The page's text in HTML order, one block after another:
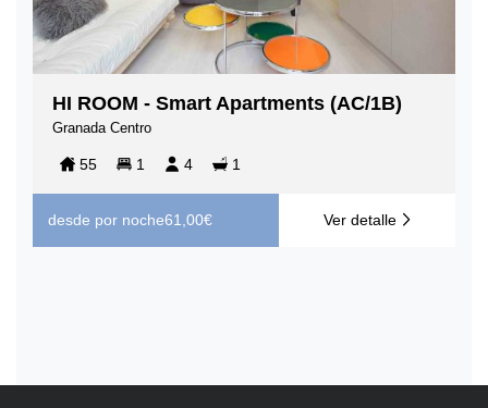
HI ROOM - Smart Apartments (AC/1B)
Granada Centro
55 1 4 1
desde por noche61,00€ Ver detalle